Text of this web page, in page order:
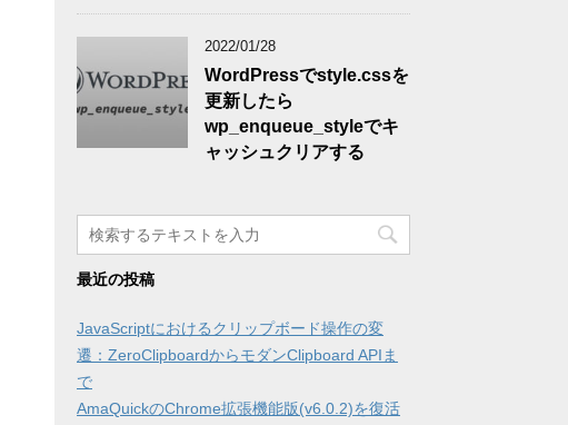
2022/01/28
WordPressでstyle.cssを
更新したら
wp_enqueue_styleでキ
ャッシュクリアする
最近の投稿
JavaScriptにおけるクリップボード操作の変
遷：ZeroClipboardからモダンClipboard APIま
で
AmaQuickのChrome拡張機能版(v6.0.2)を復活